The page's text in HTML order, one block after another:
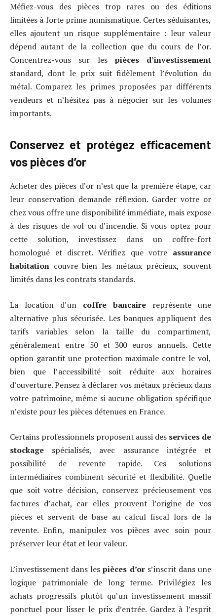
Méfiez-vous des pièces trop rares ou des éditions
limitées à forte prime numismatique. Certes séduisantes,
elles ajoutent un risque supplémentaire : leur valeur
dépend autant de la collection que du cours de l’or.
Concentrez-vous sur les pièces d’investissement
standard, dont le prix suit fidèlement l’évolution du
métal. Comparez les primes proposées par différents
vendeurs et n’hésitez pas à négocier sur les volumes
importants.
Conservez et protégez efficacement
vos pièces d’or
Acheter des pièces d’or n’est que la première étape, car
leur conservation demande réflexion. Garder votre or
chez vous offre une disponibilité immédiate, mais expose
à des risques de vol ou d’incendie. Si vous optez pour
cette solution, investissez dans un coffre-fort
homologué et discret. Vérifiez que votre assurance
habitation couvre bien les métaux précieux, souvent
limités dans les contrats standards.
La location d’un coffre bancaire représente une
alternative plus sécurisée. Les banques appliquent des
tarifs variables selon la taille du compartiment,
généralement entre 50 et 300 euros annuels. Cette
option garantit une protection maximale contre le vol,
bien que l’accessibilité soit réduite aux horaires
d’ouverture. Pensez à déclarer vos métaux précieux dans
votre patrimoine, même si aucune obligation spécifique
n’existe pour les pièces détenues en France.
Certains professionnels proposent aussi des services de
stockage spécialisés, avec assurance intégrée et
possibilité de revente rapide. Ces solutions
intermédiaires combinent sécurité et flexibilité. Quelle
que soit votre décision, conservez précieusement vos
factures d’achat, car elles prouvent l’origine de vos
pièces et servent de base au calcul fiscal lors de la
revente. Enfin, manipulez vos pièces avec soin pour
préserver leur état et leur valeur.
L’investissement dans les pièces d’ors’inscrit dans une
logique patrimoniale de long terme. Privilégiez les
achats progressifs plutôt qu’un investissement massif
ponctuel pour lisser le prix d’entrée. Gardez à l’esprit